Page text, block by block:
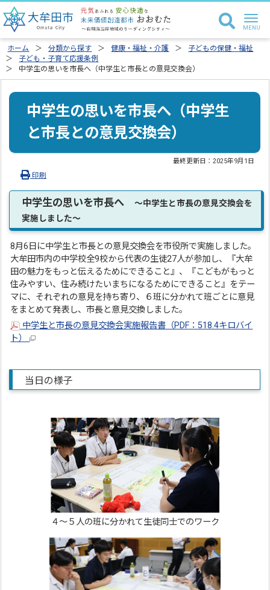
ホーム 分類から探す 健康・福祉・介護
子どもの保健・福祉
子ども・子育て応援条例
中学生の思いを市長へ（中学生と市長との意見交換会）
中学生の思いを市長へ（中学生
と市長との意見交換会）
最終更新日：2025年9月1日
印刷
中学生の思いを市長へ～中学生と市長の意見交換会を
実施しました～
8月6日に中学生と市長との意見交換会を市役所で実施しました。
大牟田市内の中学校全9校から代表の生徒27人が参加し、『大牟
田の魅力をもっと伝えるためにできること』、『こどもがもっと
住みやすい、住み続けたいまちになるためにできること』をテー
マに、それぞれの意見を持ち寄り、６班に分かれて班ごとに意見
をまとめて発表し、市長と意見交換しました。
中学生と市長の意見交換会実施報告書（PDF：518.4キロバイ
ト）
当日の様子
４～５人の班に分かれて生徒同士でのワーク